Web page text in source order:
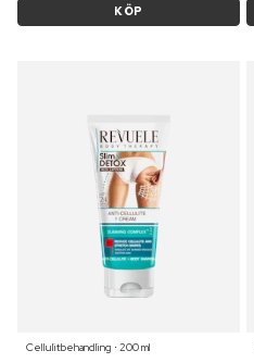
KÖP
Cellulitbehandling ⋅ 200 ml